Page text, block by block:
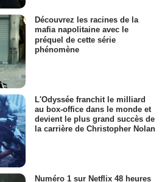
Découvrez les racines de la
mafia napolitaine avec le
préquel de cette série
phénomène
L'Odyssée franchit le milliard
au box-office dans le monde et
devient le plus grand succès de
la carrière de Christopher Nolan
Numéro 1 sur Netflix 48 heures